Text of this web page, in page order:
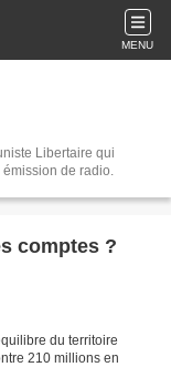
MENU
Libertaire qui
de radio.
comptes ?
du territoire
210 millions en